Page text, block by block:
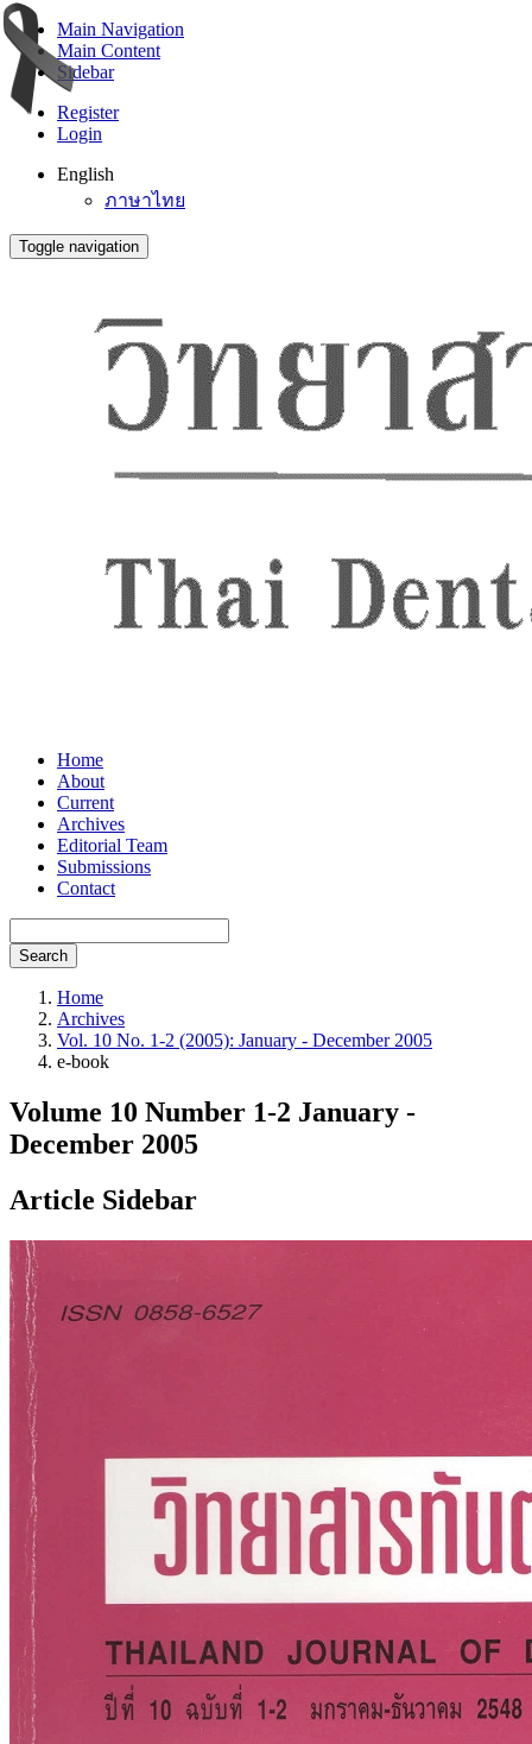
Main Navigation
Main Content
Sidebar
Register
Login
English
ภาษาไทย
Toggle navigation
Home
About
Current
Archives
Editorial Team
Submissions
Contact
Search
Home
Archives
Vol. 10 No. 1-2 (2005): January - December 2005
e-book
Volume 10 Number 1-2 January -
December 2005
Article Sidebar